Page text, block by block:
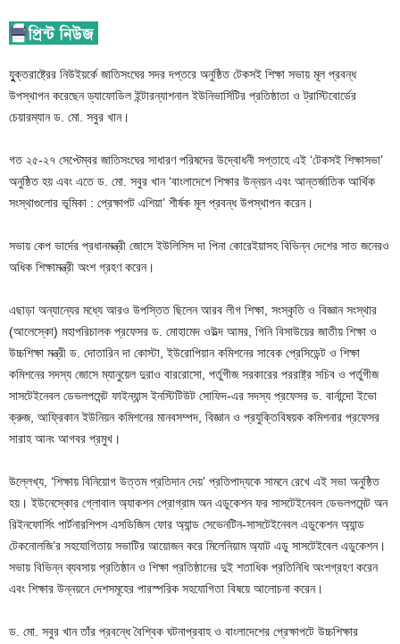
যুুক্তরাষ্ট্রের নিউইয়র্কে জাতিসংঘের সদর দপ্তরে অনুষ্ঠিত টেকসই শিক্ষা সভায় মূল প্রবন্ধ
উপস্থাপন করেছেন ড্যাফোডিল ইন্টারন্যাশনাল ইউনিভার্সিটির প্রতিষ্ঠাতা ও ট্রাস্টিবোর্ডের
চেয়ারম্যান ড. মো. সবুর খান।
গত ২৫-২৭ সেপ্টেম্বর জাতিসংঘের সাধারণ পরিষদের উদ্বোধনী সপ্তাহে এই ‘টেকসই শিক্ষাসভা’
অনুষ্ঠিত হয় এবং এতে ড. মো. সবুর খান ‘বাংলাদেশে শিক্ষার উন্নয়ন এবং আন্তর্জাতিক আর্থিক
সংস্থাগুলোর ভূমিকা : প্রেক্ষাপট এশিয়া’ শীর্ষক মূল প্রবন্ধ উপস্থাপন করেন।
সভায় কেপ ভার্দের প্রধানমন্ত্রী জোসে ইউলিসিস দা পিনা কোরেইয়াসহ বিভিন্ন দেশের সাত জনেরও
অধিক শিক্ষামন্ত্রী অংশ গ্রহণ করেন।
এছাড়া অন্যান্যের মধ্যে আরও উপস্তিত ছিলেন আরব লীগ শিক্ষা, সংস্কৃতি ও বিজ্ঞান সংস্থার
(আলেস্কো) মহাপরিচালক প্রফেসর ড. মোহামেদ ওউল্দ আমর, গিনি বিসাউয়ের জাতীয় শিক্ষা ও
উচ্চশিক্ষা মন্ত্রী ড. দোতারিন দা কোস্টা, ইউরোপিয়ান কমিশনের সাবেক প্রেসিডেন্ট ও শিক্ষা
কমিশনের সদস্য জোসে ম্যানুয়েল দুরাও বাররোসো, পর্তুগীজ সরকারের পররাষ্ট্র সচিব ও পর্তুগীজ
সাসটেইনেবল ডেভলপমেন্ট ফাইন্যান্স ইনস্টিটিউট সোফিদ-এর সদস্য প্রফেসর ড. বার্নান্দো ইভো
ক্রুজ, আফ্রিকান ইউনিয়ন কমিশনের মানবসম্পদ, বিজ্ঞান ও প্রযুক্তিবিষয়ক কমিশনার প্রফেসর
সারাহ আনং আগবর প্রমুখ।
উল্লেখ্য, ‘শিক্ষায় বিনিয়োগ উত্তম প্রতিদান দেয়’ প্রতিপাদ্যকে সামনে রেখে এই সভা অনুষ্ঠিত
হয়। ইউনেস্কোর গ্লোবাল অ্যাকশন প্রোগ্রাম অন এডুকেশন ফর সাসটেইনেবল ডেভলপমেন্ট অন
রিইনফোর্সিং পার্টনারশিপস এসডিজিস ফোর অ্যান্ড সেভেনটিন-সাসটেইনেবল এডুকেশন অ্যান্ড
টেকনোলজি’র সহযোগিতায় সভাটির আয়োজন করে মিলেনিয়াম অ্যাট এডু সাসটেইবেল এডুকেশন।
সভায় বিভিন্ন ব্যবসায় প্রতিষ্ঠান ও শিক্ষা প্রতিষ্ঠানের দুই শতাধিক প্রতিনিধি অংশগ্রহণ করেন
এবং শিক্ষার উন্নয়নে দেশসমূহের পারস্পরিক সহযোগিতা বিষয়ে আলোচনা করেন।
ড. মো. সবুর খান তাঁর প্রবন্ধে বৈশ্বিক ঘটনাপ্রবাহ ও বাংলাদেশের প্রেক্ষাপটে উচ্চশিক্ষার